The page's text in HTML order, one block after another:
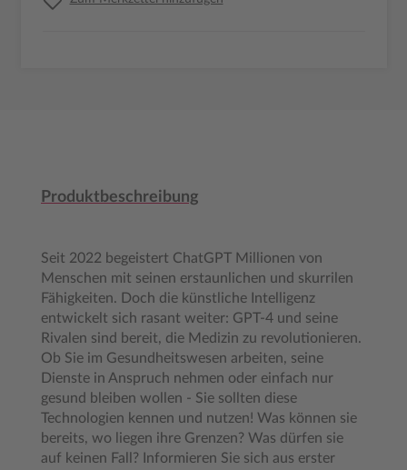
Produktbeschreibung
Seit 2022 begeistert ChatGPT Millionen von
Menschen mit seinen erstaunlichen und skurrilen
Fähigkeiten. Doch die künstliche Intelligenz
entwickelt sich rasant weiter: GPT-4 und seine
Rivalen sind bereit, die Medizin zu revolutionieren.
Ob Sie im Gesundheitswesen arbeiten, seine
Dienste in Anspruch nehmen oder einfach nur
gesund bleiben wollen - Sie sollten diese
Technologien kennen und nutzen! Was können sie
bereits, wo liegen ihre Grenzen? Was dürfen sie
auf keinen Fall? Informieren Sie sich aus erster